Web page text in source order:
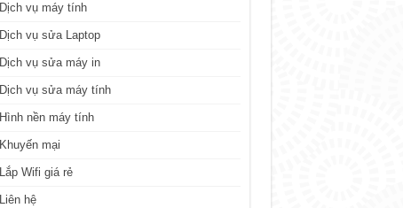
Dịch vụ máy tính
Dịch vụ sửa Laptop
Dịch vụ sửa máy in
Dịch vụ sửa máy tính
Hình nền máy tính
Khuyến mại
Lắp Wifi giá rẻ
Liên hệ